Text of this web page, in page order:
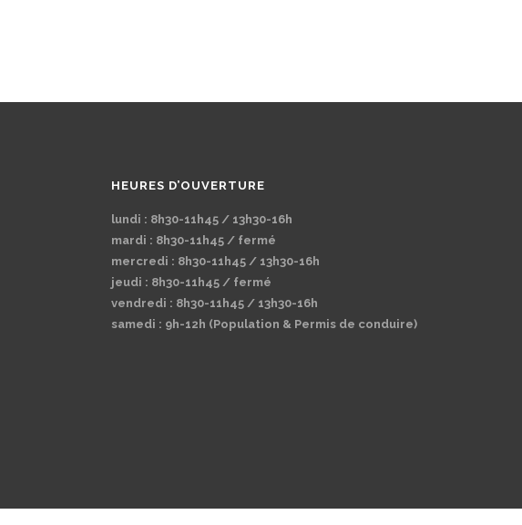
HEURES D’OUVERTURE
lundi : 8h30-11h45 / 13h30-16h
mardi : 8h30-11h45 / fermé
mercredi : 8h30-11h45 / 13h30-16h
jeudi : 8h30-11h45 / fermé
vendredi : 8h30-11h45 / 13h30-16h
samedi : 9h-12h (Population & Permis de conduire)